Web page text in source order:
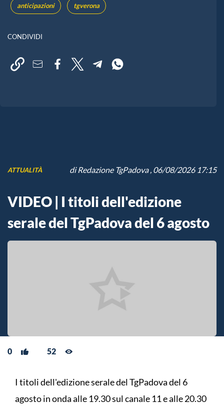
anticipazioni tgverona
CONDIVIDI
ATTUALITÀ diRedazione TgPadova, 06/08/2026 17:15
VIDEO | I titoli dell'edizione
serale del TgPadova del 6 agosto
0 52
I titoli dell'edizione serale del TgPadova del 6
agosto in onda alle 19.30 sul canale 11 e alle 20.30